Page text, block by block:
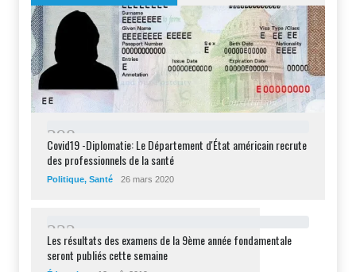
298
Covid19 -Diplomatie: Le Département d'État américain recrute
des professionnels de la santé
Politique, Santé 26 mars 2020
232
Les résultats des examens de la 9ème année fondamentale
seront publiés cette semaine